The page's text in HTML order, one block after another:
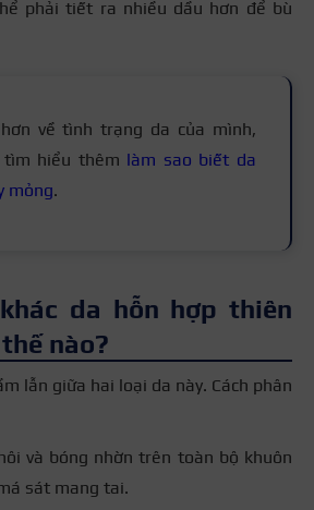
phải tiết ra nhiều dầu hơn để bù
về tình trạng da của mình,
hiểu thêm làm sao biết da
mỏng.
da hỗn hợp thiên
nào?
lẫn giữa hai loại da này. Cách phân
và bóng nhờn trên toàn bộ khuôn
sát mang tai.